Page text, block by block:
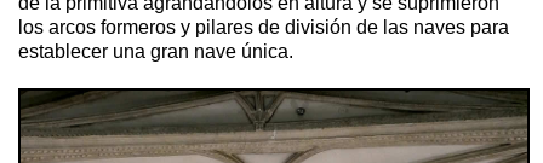
los arcos formeros y pilares de división de las naves para
establecer una gran nave única.